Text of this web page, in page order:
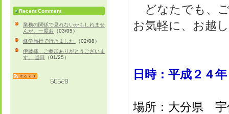
どなたでも、
お気軽に、お越
日時：平成２４
場所：大分県
Recent Comment
業務の関係で見れないかもしれませ
んが、一度お （03/05）
修学旅行で行きました
（02/08）
伊藤様 ご参加ありがとうございま
す。 当日
（01/25）